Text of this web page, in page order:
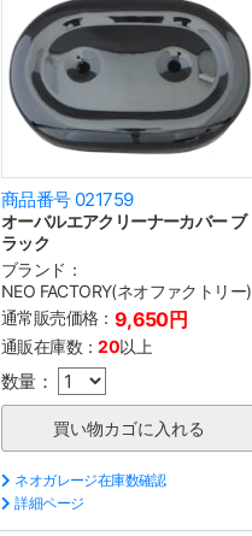
商品番号 021759
オーバルエアクリーナーカバー ブ
ラック
ブランド：
NEO FACTORY(ネオファクトリー)
通常販売価格： 9,650円
通販在庫数：20以上
数量：
ネオガレージ在庫数確認
詳細ページ